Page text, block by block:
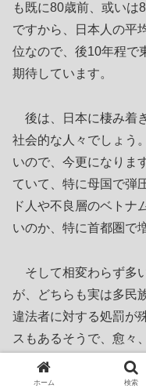
も既に80歳前、或いは
ですから、日本人の平
位なので、後10年程で
期待しています。
後は、日本に棲み着
社会的な人々でしょう
いので、今更になりま
ていて、特に母国で弾
ド人や不良層のベトナ
いのか、特に首都圏で
そして相変わらず多
が、どちらも実は多民
違法者に対する処罰が
スもあるそうで、愈々
る必要がある様ですね。
ホーム 検索